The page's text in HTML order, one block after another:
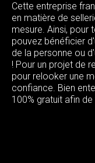
Cette entreprise
en matière de
mesure. Ainsi, pour
pouvez bénéficier
de la personne ou
! Pour un projet de
pour relooker une
confiance. Bien
100% gratuit afin